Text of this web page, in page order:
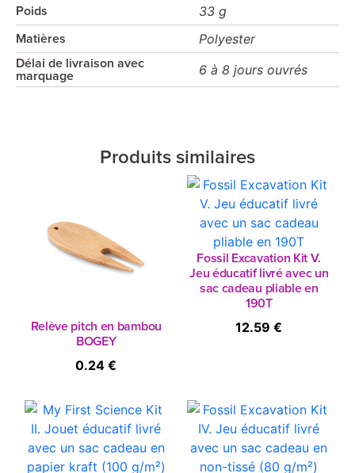
Poids 33 g
Matières Polyester
Délai de livraison avec
marquage
6 à 8 jours ouvrés
Produits similaires
Relève pitch en bambou
BOGEY
0.24 €
Fossil Excavation Kit V.
Jeu éducatif livré avec un
sac cadeau pliable en
190T
12.59 €